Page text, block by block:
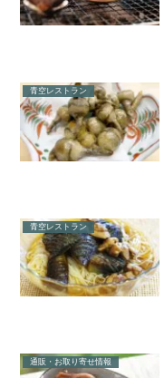
青空レストラン
青空レストラン
通販・お取り寄せ情報